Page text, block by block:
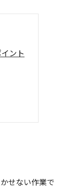
ント
グ
せない作業で